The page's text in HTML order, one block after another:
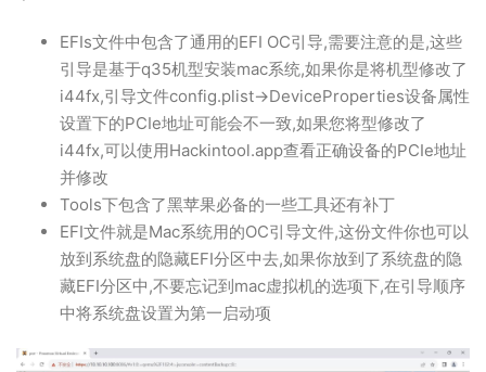
EFIs文件中包含了通用的EFI OC引导,需要注意的是,这些
引导是基于q35机型安装mac系统,如果你是将机型修改了
i44fx,引导文件config.plist->DeviceProperties设备属性
设置下的PCIe地址可能会不一致,如果您将型修改了
i44fx,可以使用Hackintool.app查看正确设备的PCIe地址
并修改
Tools下包含了黑苹果必备的一些工具还有补丁
EFI文件就是Mac系统用的OC引导文件,这份文件你也可以
放到系统盘的隐藏EFI分区中去,如果你放到了系统盘的隐
藏EFI分区中,不要忘记到mac虚拟机的选项下,在引导顺序
中将系统盘设置为第一启动项